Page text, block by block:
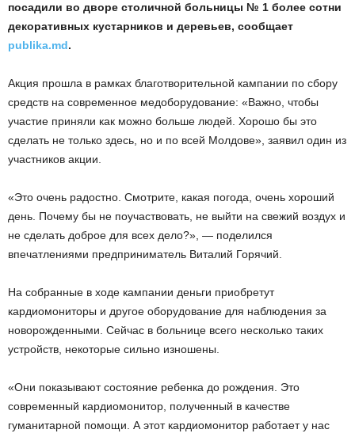
посадили во дворе столичной больницы № 1 более сотни
декоративных кустарников и деревьев, сообщает
publika.md.
Акция прошла в рамках благотворительной кампании по сбору
средств на современное медоборудование: «Важно, чтобы
участие приняли как можно больше людей. Хорошо бы это
сделать не только здесь, но и по всей Молдове», заявил один из
участников акции.
«Это очень радостно. Смотрите, какая погода, очень хороший
день. Почему бы не поучаствовать, не выйти на свежий воздух и
не сделать доброе для всех дело?», — поделился
впечатлениями предприниматель Виталий Горячий.
На собранные в ходе кампании деньги приобретут
кардиомониторы и другое оборудование для наблюдения за
новорожденными. Сейчас в больнице всего несколько таких
устройств, некоторые сильно изношены.
«Они показывают состояние ребенка до рождения. Это
современный кардиомонитор, полученный в качестве
гуманитарной помощи. А этот кардиомонитор работает у нас